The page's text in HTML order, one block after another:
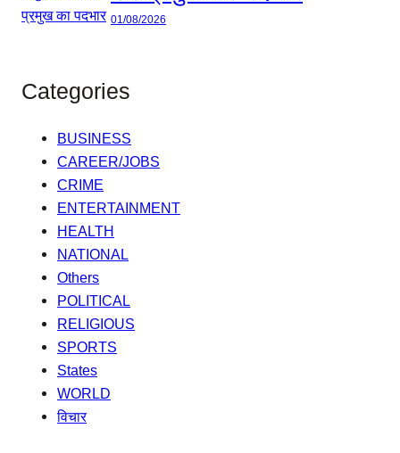
01/08/2026
Categories
BUSINESS
CAREER/JOBS
CRIME
ENTERTAINMENT
HEALTH
NATIONAL
Others
POLITICAL
RELIGIOUS
SPORTS
States
WORLD
विचार